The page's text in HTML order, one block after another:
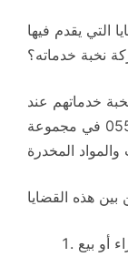
التي يقدم فيها
نخبة خدماته؟
خدماتهم عند
التواصل معهم على الرقم 0554300545 في مجموعة
أو بيع